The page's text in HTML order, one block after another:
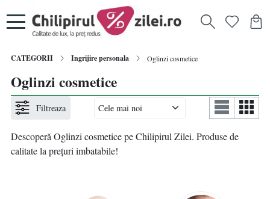
CATEGORII Ingrijire personala Oglinzi cosmetice
Oglinzi cosmetice
Filtreaza
Descoperă Oglinzi cosmetice pe Chilipirul Zilei. Produse de
calitate la prețuri imbatabile!